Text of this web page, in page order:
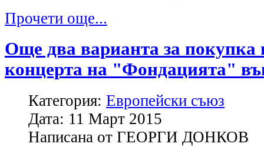
Прочети още...
Още два варианта за покупка
концерта на "Фондацията"
Категория: Европейски съюз
Дата: 11 Март 2015
Написана от ГЕОРГИ ДОНКОВ